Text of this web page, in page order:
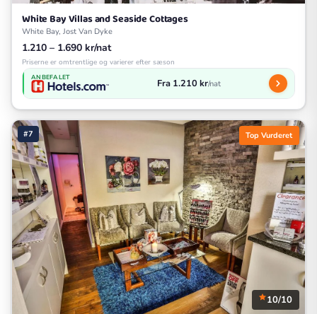
White Bay Villas and Seaside Cottages
White Bay, Jost Van Dyke
1.210 – 1.690 kr/nat
Priserne er omtrentlige og varierer efter sæson
ANBEFALET Fra 1.210 kr/nat
#7 Top Vurderet
10/10